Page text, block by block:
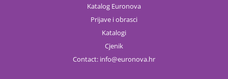
Katalog Euronova
Prijave i obrasci
Katalogi
Cjenik
Contact: info euronova.hr